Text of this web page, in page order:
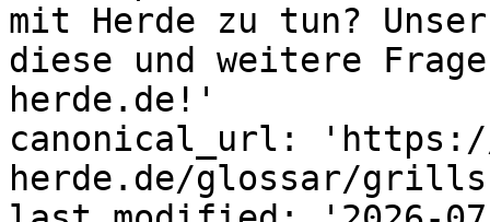
mit Herde zu tun?
diese und weitere
herde.de!'
canonical_url: 'https://
herde.de/glossar/